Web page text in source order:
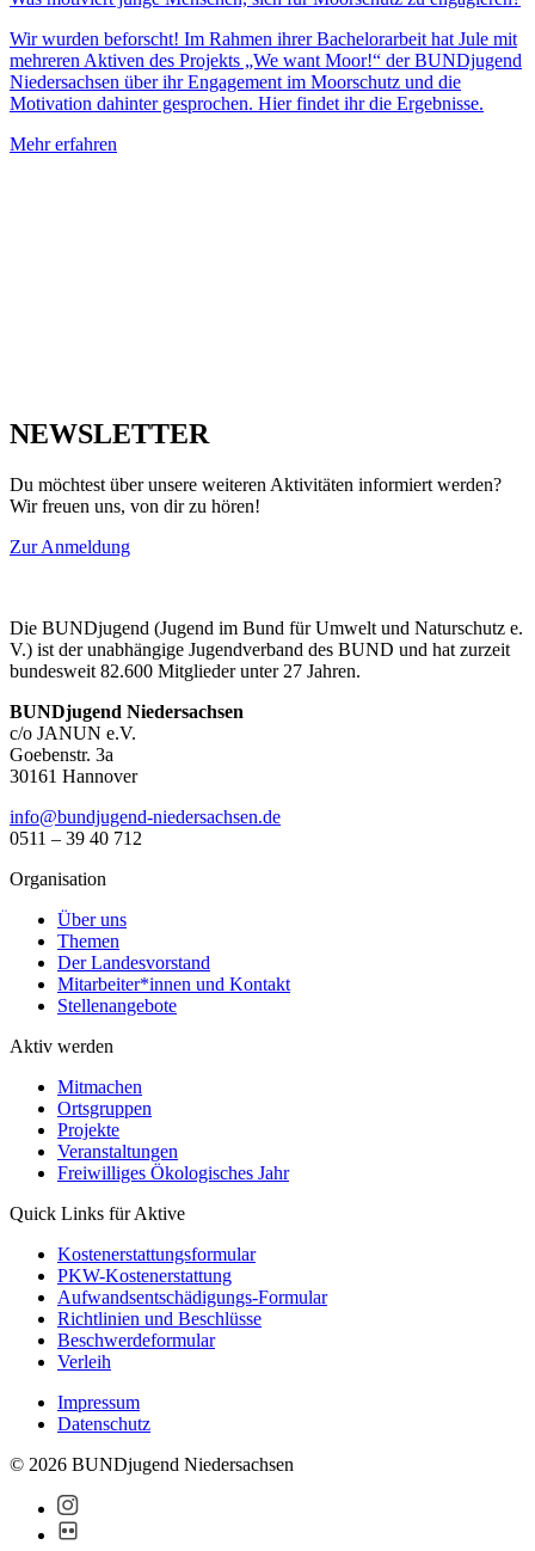
Wir wurden beforscht! Im Rahmen ihrer Bachelorarbeit hat Jule mit
mehreren Aktiven des Projekts „We want Moor!“ der BUNDjugend
Niedersachsen über ihr Engagement im Moorschutz und die
Motivation dahinter gesprochen. Hier findet ihr die Ergebnisse.
Mehr erfahren
NEWSLETTER
Du möchtest über unsere weiteren Aktivitäten informiert werden?
Wir freuen uns, von dir zu hören!
Zur Anmeldung
Die BUNDjugend (Jugend im Bund für Umwelt und Naturschutz e.
V.) ist der unabhängige Jugendverband des BUND und hat zurzeit
bundesweit 82.600 Mitglieder unter 27 Jahren.
BUNDjugend Niedersachsen
c/o JANUN e.V.
Goebenstr. 3a
30161 Hannover
ed.neshcasredein-dnegujdnub@ofni
0511 – 39 40 712
Organisation
Über uns
Themen
Der Landesvorstand
Mitarbeiter*innen und Kontakt
Stellenangebote
Aktiv werden
Mitmachen
Ortsgruppen
Projekte
Veranstaltungen
Freiwilliges Ökologisches Jahr
Quick Links für Aktive
Kostenerstattungsformular
PKW-Kostenerstattung
Aufwandsentschädigungs-Formular
Richtlinien und Beschlüsse
Beschwerdeformular
Verleih
Impressum
Datenschutz
© 2026 BUNDjugend Niedersachsen